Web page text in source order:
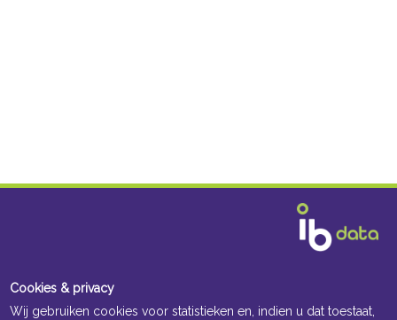
Cookies & privacy
Wij gebruiken cookies voor statistieken en, indien u dat toestaat,